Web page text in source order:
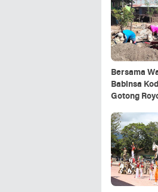
Bersama
Babinsa
Gotong